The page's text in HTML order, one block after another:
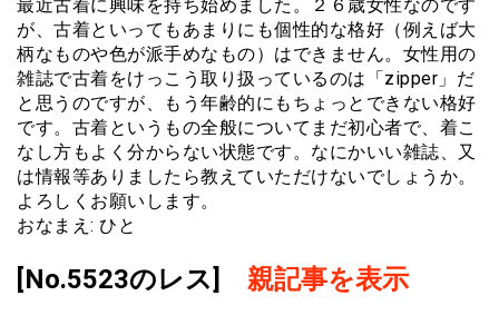
最近古着に興味を持ち始めました。２６歳女性なのです
が、古着といってもあまりにも個性的な格好（例えば大
柄なものや色が派手めなもの）はできません。女性用の
雑誌で古着をけっこう取り扱っているのは「zipper」だ
と思うのですが、もう年齢的にもちょっとできない格好
です。古着というもの全般についてまだ初心者で、着こ
なし方もよく分からない状態です。なにかいい雑誌、又
は情報等ありましたら教えていただけないでしょうか。
よろしくお願いします。
おなまえ: ひと
[No.5523のレス] 親記事を表示